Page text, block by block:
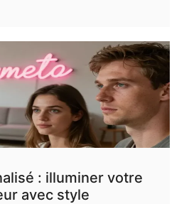
: illuminer votre
avec style